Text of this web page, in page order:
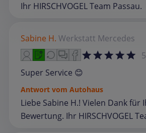
Ihr HIRSCHVOGEL Team Passau.
Sabine H. Werkstatt Mercedes
Super Service 😊
Antwort vom Autohaus
Liebe Sabine H.! Vielen Dank für
Bewertung. Ihr HIRSCHVOGEL